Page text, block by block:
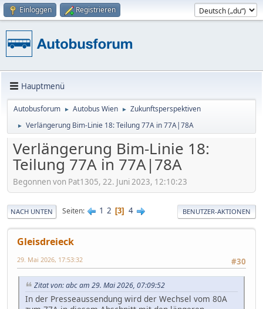
Einloggen Registrieren
Hauptmenü
Autobusforum ► Autobus Wien ► Zukunftsperspektiven
► Verlängerung Bim-Linie 18: Teilung 77A in 77A|78A
Verlängerung Bim-Linie 18:
Teilung 77A in 77A|78A
Begonnen von Pat1305, 22. Juni 2023, 12:10:23
NACH UNTEN Seiten 1 2 3 4 BENUTZER-AKTIONEN
Gleisdreieck
#30
29. Mai 2026, 17:53:32
Zitat von: abc am 29. Mai 2026, 07:09:52
In der Presseaussendung wird der Wechsel vom 80A